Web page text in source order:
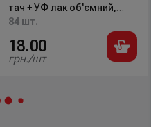
тач + УФ лак об'ємний,
Sponge Bob SB26-235 Kite
84 шт.
18.00
грн./шт